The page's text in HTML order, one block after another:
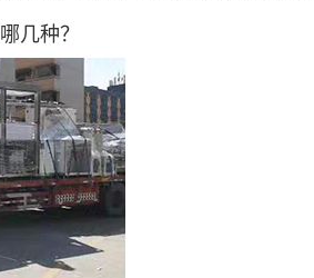
几种？